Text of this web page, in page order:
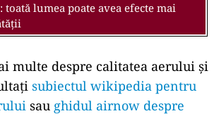
toată lumea poate avea efecte mai
multe despre calitatea aerului și
subiectul wikipedia pentru
sau ghidul airnow despre